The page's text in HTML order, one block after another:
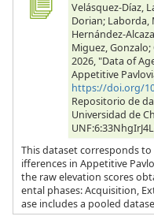
Velásquez-Díaz,
Dorian; Laborda,
Hernández-
Miguez, Gonzalo;
2026, "Data of
Appetitive
https://doi.org/
Repositorio de
Universidad de
This dataset corresponds
ifferences in Appetitive
the raw elevation scores
ental phases: Acquisition,
ase includes a pooled